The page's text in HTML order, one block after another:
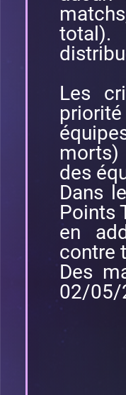
total).
Les
des
Dans
Points
en
contre
Des
02/05/